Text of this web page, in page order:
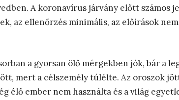
A koronavírus járvány előtt számos
az ellenőrzés minimális, az előírások
a gyorsan ölő mérgekben jók, bár a
mert a célszemély túlélte. Az oroszok
élő ember nem használta és a világ